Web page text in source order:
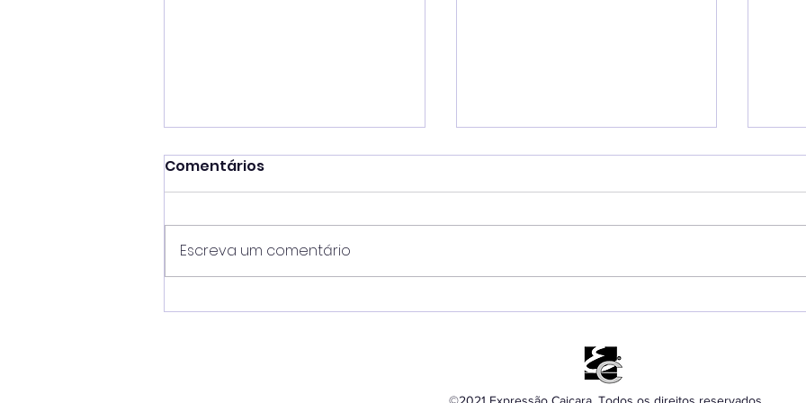
Gestão Toninho Colucci
Prefeito Toninho Colucci
Semana Internacional
de Vela e impacto de R$
Comentários
Escreva um comentário